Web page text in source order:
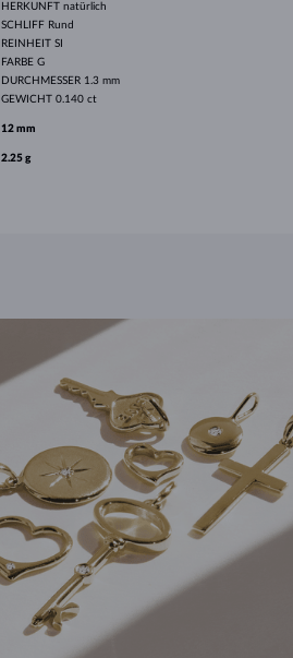
HERKUNFT natürlich
SCHLIFF Rund
REINHEIT SI
FARBE G
DURCHMESSER 1.3 mm
GEWICHT 0.140 ct
12 mm
2.25 g